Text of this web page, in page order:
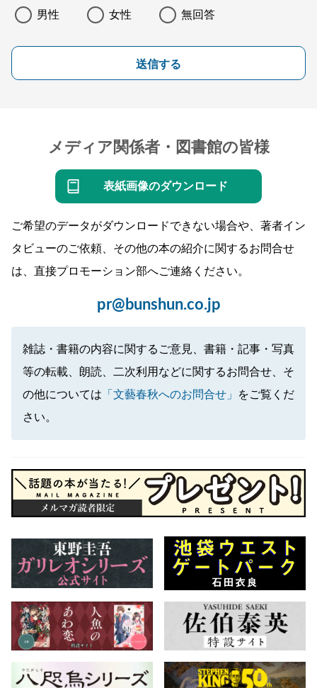
男性 女性 無回答
送信する
メディア関係者・図書館の皆様
表紙画像のダウンロード
ご希望のデータがダウンロードできない場合や、著者イン
タビューのご依頼、その他の本の紹介に関するお問合せ
は、直接プロモーション部へご連絡ください。
pr@bunshun.co.jp
雑誌・書籍の内容に関するご意見、書籍・記事・写真
等の転載、朗読、二次利用などに関するお問合せ、そ
の他については 「文藝春秋へのお問合せ」
をご覧くだ
さい。